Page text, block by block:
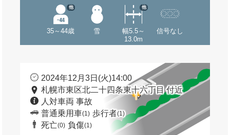
35～44歳
他
雪
幅5.5～
13.0m
他
信号なし
2024年12月3日(火)14:00
札幌市東区北二十四条東十六丁目 付近
人対車両 事故
普通乗用車(1) 歩行者(1)
死亡(0) 負傷(1)